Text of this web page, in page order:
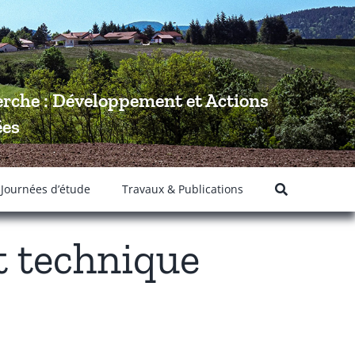
: Développement et Actions
d’étude Travaux & Publications
technique